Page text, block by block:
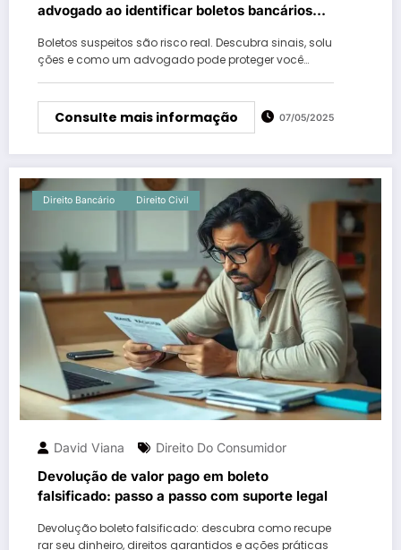
advogado ao identificar boletos bancários
Boletos suspeitos são risco real. Descubra sinais, solu
ções e como um advogado pode proteger você…
Consulte mais informação 07/05/2025
Direito Bancário Direito Civil
David Viana Direito Do Consumidor
Devolução de valor pago em boleto
falsificado: passo a passo com suporte legal
Devolução boleto falsificado: descubra como recupe
rar seu dinheiro, direitos garantidos e ações práticas